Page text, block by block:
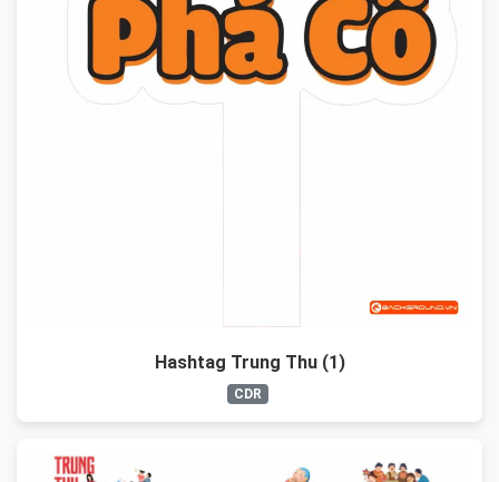
Hashtag Trung Thu (1)
CDR